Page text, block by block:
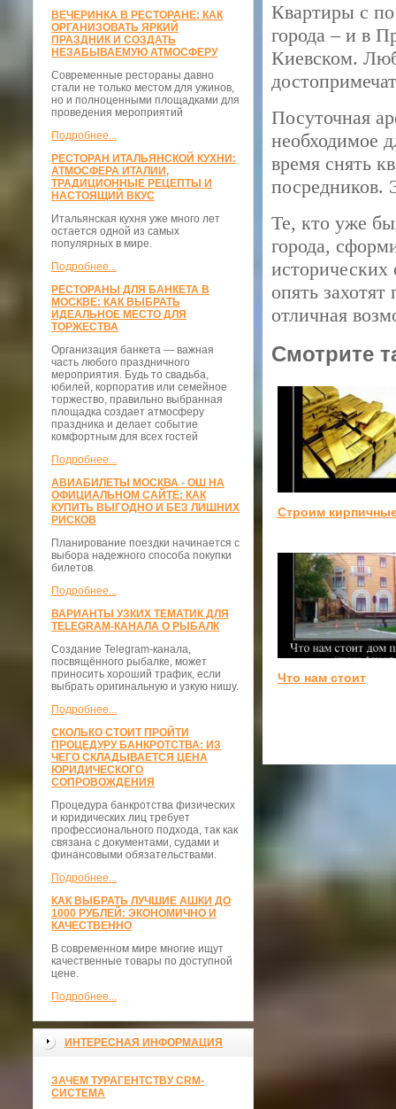
ВЕЧЕРИНКА В РЕСТОРАНЕ: КАК
ОРГАНИЗОВАТЬ ЯРКИЙ
ПРАЗДНИК И СОЗДАТЬ
НЕЗАБЫВАЕМУЮ АТМОСФЕРУ
Современные рестораны давно
стали не только местом для ужинов,
но и полноценными площадками для
проведения мероприятий
Подробнее...
РЕСТОРАН ИТАЛЬЯНСКОЙ КУХНИ:
АТМОСФЕРА ИТАЛИИ,
ТРАДИЦИОННЫЕ РЕЦЕПТЫ И
НАСТОЯЩИЙ ВКУС
Итальянская кухня уже много лет
остается одной из самых
популярных в мире.
Подробнее...
РЕСТОРАНЫ ДЛЯ БАНКЕТА В
МОСКВЕ: КАК ВЫБРАТЬ
ИДЕАЛЬНОЕ МЕСТО ДЛЯ
ТОРЖЕСТВА
Организация банкета — важная
часть любого праздничного
мероприятия. Будь то свадьба,
юбилей, корпоратив или семейное
торжество, правильно выбранная
площадка создает атмосферу
праздника и делает событие
комфортным для всех гостей
Подробнее...
АВИАБИЛЕТЫ МОСКВА - ОШ НА
ОФИЦИАЛЬНОМ САЙТЕ: КАК
КУПИТЬ ВЫГОДНО И БЕЗ ЛИШНИХ
РИСКОВ
Планирование поездки начинается с
выбора надежного способа покупки
билетов.
Подробнее...
ВАРИАНТЫ УЗКИХ ТЕМАТИК ДЛЯ
TELEGRAM-КАНАЛА О РЫБАЛК
Создание Telegram-канала,
посвящённого рыбалке, может
приносить хороший трафик, если
выбрать оригинальную и узкую нишу.
Подробнее...
СКОЛЬКО СТОИТ ПРОЙТИ
ПРОЦЕДУРУ БАНКРОТСТВА: ИЗ
ЧЕГО СКЛАДЫВАЕТСЯ ЦЕНА
ЮРИДИЧЕСКОГО
СОПРОВОЖДЕНИЯ
Процедура банкротства физических
и юридических лиц требует
профессионального подхода, так как
связана с документами, судами и
финансовыми обязательствами.
Подробнее...
КАК ВЫБРАТЬ ЛУЧШИЕ АШКИ ДО
1000 РУБЛЕЙ: ЭКОНОМИЧНО И
КАЧЕСТВЕННО
В современном мире многие ищут
качественные товары по доступной
цене.
Подробнее...
ИНТЕРЕСНАЯ ИНФОРМАЦИЯ
ЗАЧЕМ ТУРАГЕНТСТВУ CRM-
СИСТЕМА
Квартиры с
города – и в
Киевском.
Посуточная
необходимое
время снять
посредников.
Те, кто уже
города,
опять
отличная
Смотрите
Строим
Что нам стоит